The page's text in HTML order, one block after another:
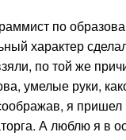
по
характер
по той же
умелые руки,
я
А люблю я